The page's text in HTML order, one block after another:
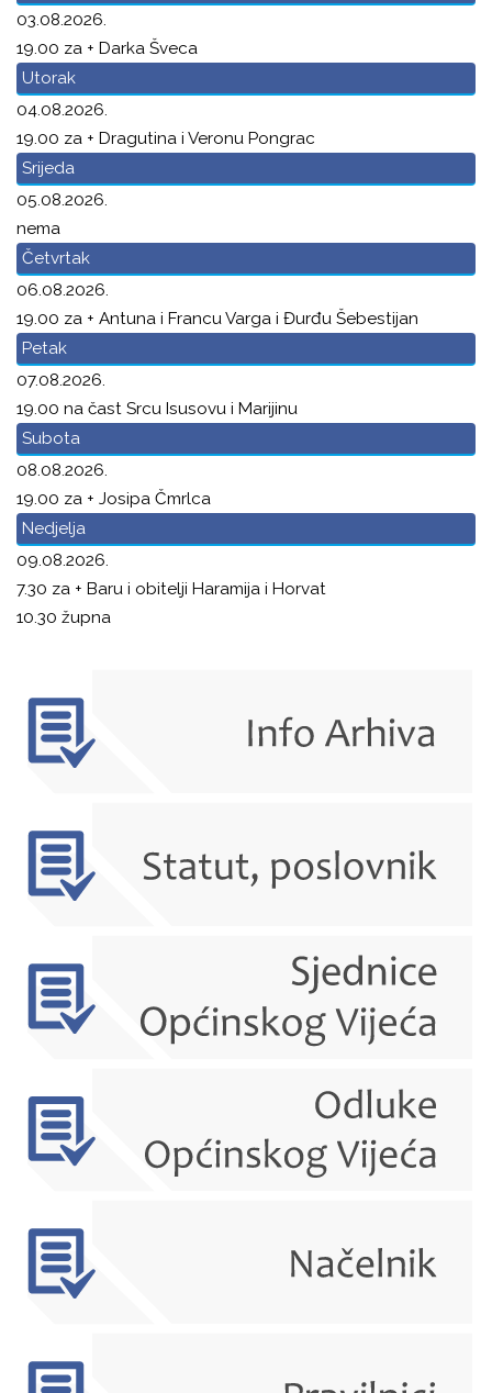
03.08.2026.
19.00 za + Darka Šveca
Utorak
04.08.2026.
19.00 za + Dragutina i Veronu Pongrac
Srijeda
05.08.2026.
nema
Četvrtak
06.08.2026.
19.00 za + Antuna i Francu Varga i Đurđu Šebestijan
Petak
07.08.2026.
19.00 na čast Srcu Isusovu i Marijinu
Subota
08.08.2026.
19.00 za + Josipa Čmrlca
Nedjelja
09.08.2026.
7.30 za + Baru i obitelji Haramija i Horvat
10.30 župna